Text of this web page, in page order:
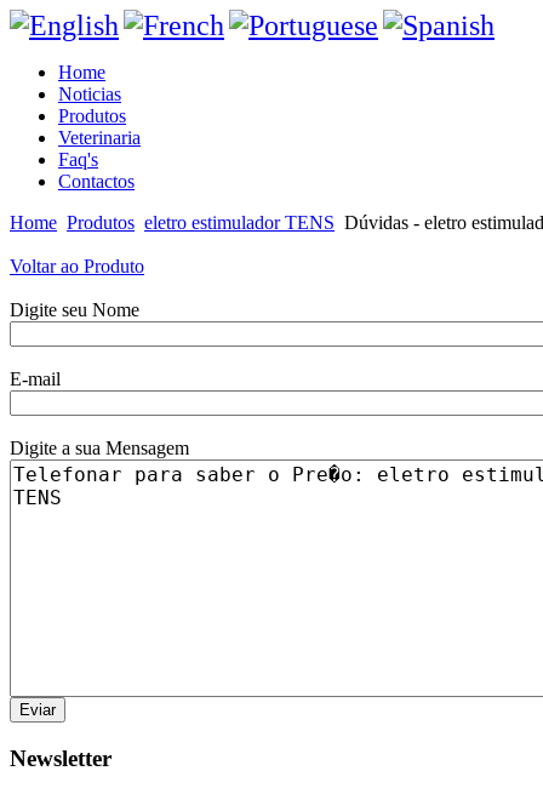
Home
Noticias
Produtos
Veterinaria
Faq's
Contactos
Home Produtos eletro estimulador TENS Dúvidas - eletro
Voltar ao Produto
Digite seu Nome
E-mail
Digite a sua Mensagem
Newsletter